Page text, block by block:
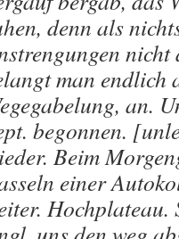
denn als
nicht
man endlich
an.
begonnen.
Beim
einer